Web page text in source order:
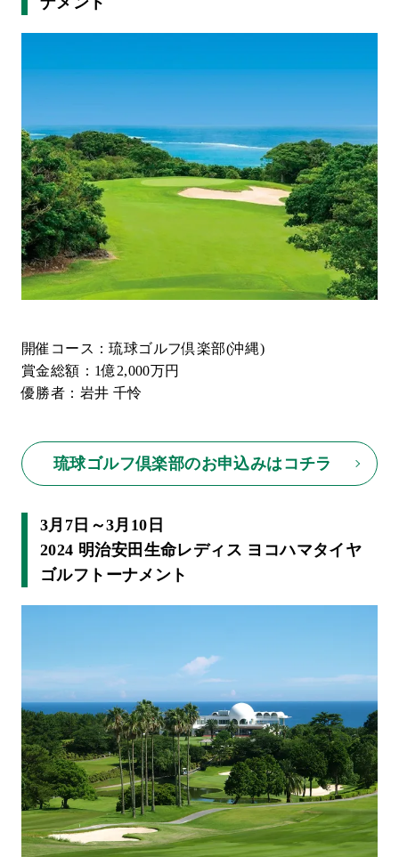
開催コース：琉球ゴルフ倶楽部(沖縄)
賞金総額：1億2,000万円
優勝者：岩井 千怜
琉球ゴルフ倶楽部のお申込みはコチラ
3月7日～3月10日
2024 明治安田生命レディス ヨコハマタイヤ
ゴルフトーナメント